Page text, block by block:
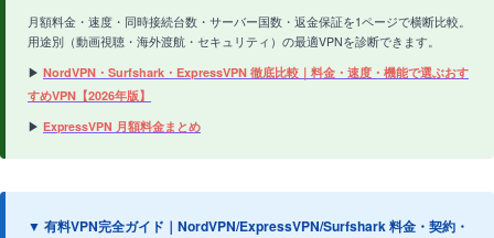
月額料金・速度・同時接続台数・サーバー国数・返金保証を1ページで横断比較。
用途別（動画視聴・海外渡航・セキュリティ）の最適VPNを診断できます。
▶ NordVPN・Surfshark・ExpressVPN 徹底比較｜料金・速度・機能で選ぶおす
すめVPN【2026年版】
▶ ExpressVPN 月額料金まとめ
▼ 有料VPN完全ガイド｜NordVPN/ExpressVPN/Surfshark 料金・契約・